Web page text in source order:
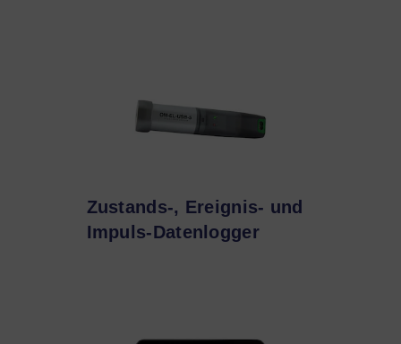
Zustands-, Ereignis- und
Impuls-Datenlogger